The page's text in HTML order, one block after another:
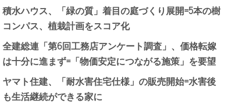
積水ハウス、「緑の質」着目の庭づくり展開=5本の樹
コンパス、植栽計画をスコア化
全建総連「第6回工務店アンケート調査」、価格転嫁
は十分に進まず=「物価安定につながる施策」を要望
ヤマト住建、「耐水害住宅仕様」の販売開始=水害後
も生活継続ができる家に